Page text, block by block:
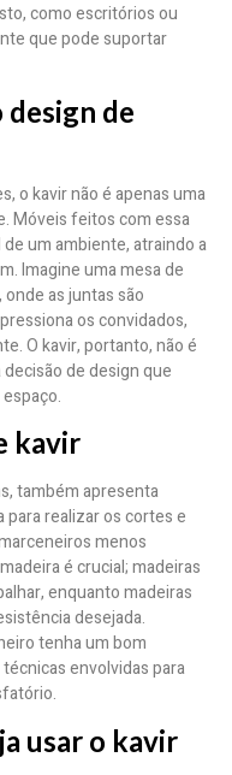
como escritórios ou
que pode suportar
de
o kavir não é apenas uma
Móveis feitos com essa
um ambiente, atraindo a
Imagine uma mesa de
as juntas são
os convidados,
O kavir, portanto, não é
de design que
kavir
também apresenta
realizar os cortes e
menos
é crucial; madeiras
enquanto madeiras
desejada.
tenha um bom
envolvidas para
usar o kavir